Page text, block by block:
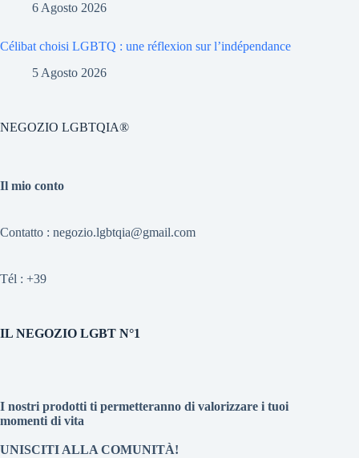
6 Agosto 2026
Célibat choisi LGBTQ : une réflexion sur l’indépendance
5 Agosto 2026
NEGOZIO LGBTQIA®
Il mio conto
Contatto : negozio.lgbtqia@gmail.com
Tél : +39
IL NEGOZIO LGBT N°1
I nostri prodotti ti permetteranno di valorizzare i tuoi
momenti di vita
UNISCITI ALLA COMUNITÀ!